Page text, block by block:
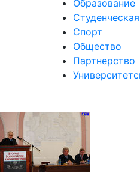
Образование
Спорт
Общество
Партнерство